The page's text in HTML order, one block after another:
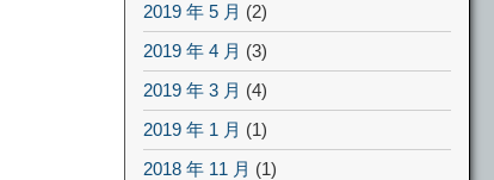
2019 年 5 月 (2)
2019 年 4 月 (3)
2019 年 3 月 (4)
2019 年 1 月 (1)
2018 年 11 月 (1)